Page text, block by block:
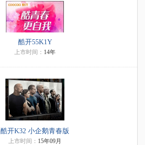
酷开55K1Y
上市时间： 14年
酷开K32 小企鹅青春版
上市时间： 15年09月